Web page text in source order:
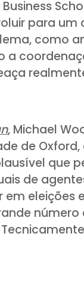
para um
como
a
, Michael
de
que
de
eleições
número